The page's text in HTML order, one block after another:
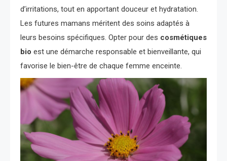
d’irritations, tout en apportant douceur et hydratation.
Les futures mamans méritent des soins adaptés à
leurs besoins spécifiques. Opter pour des cosmétiques
bio est une démarche responsable et bienveillante, qui
favorise le bien-être de chaque femme enceinte.